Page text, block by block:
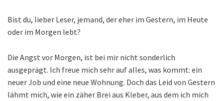
Bist du, lieber Leser, jemand, der eher im Gestern, im Heute
oder im Morgen lebt?
Die Angst vor Morgen, ist bei mir nicht sonderlich
ausgeprägt. Ich freue mich sehr auf alles, was kommt: ein
neuer Job und eine neue Wohnung. Doch das Leid von Gestern
lähmt mich, wie ein zäher Brei aus Kleber, aus dem ich mich